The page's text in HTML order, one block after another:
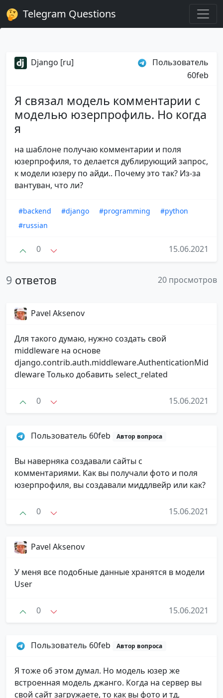
Telegram Questions
Django [ru]
Пользователь
60feb
Я связал модель комментарии с
моделью юзерпрофиль. Но когда
я
на шаблоне получаю комментарии и поля
юзерпрофиля, то делается дублирующий запрос,
к модели юзеру по айди.. Почему это так? Из-за
вантуван, что ли?
#backend #django #programming
#python
#russian
0 15.06.2021
9 ответов 20 просмотров
Pavel Aksenov
Для такого думаю, нужно создать свой
middleware на основе
django.contrib.auth.middleware.AuthenticationMid
dleware Только добавить select_related
0 15.06.2021
Пользователь 60feb Автор вопроса
Вы наверняка создавали сайты с
комментариями. Как вы получали фото и поля
юзерпрофиля, вы создавали миддлвейр или как?
0 15.06.2021
Pavel Aksenov
У меня все подобные данные хранятся в модели
User
0 15.06.2021
Пользователь 60feb Автор вопроса
Я тоже об этом думал. Но модель юзер же
встроенная модель джанго. Когда на сервер вы
свой сайт загружаете, то как вы фото и тд,